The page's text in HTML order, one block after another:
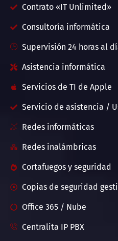
Contrato «IT Unlimited»
Consultoría informática
Supervisión 24 horas al
Asistencia informática
Servicios de TI de Apple
Servicio de asistencia /
Redes informáticas
Redes inalámbricas
Cortafuegos y seguridad
Copias de seguridad
Office 365 / Nube
Centralita IP PBX